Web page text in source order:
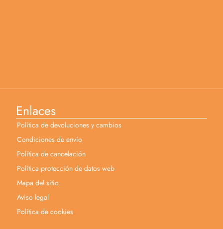
Enlaces
Política de devoluciones y cambios
Condiciones de envío
Política de cancelación
Política protección de datos web
Mapa del sitio
Aviso legal
Política de cookies